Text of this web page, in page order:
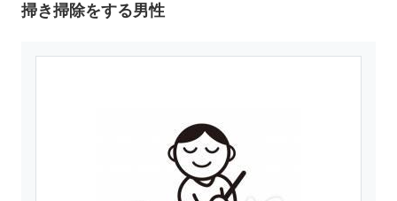
掃き掃除をする男性